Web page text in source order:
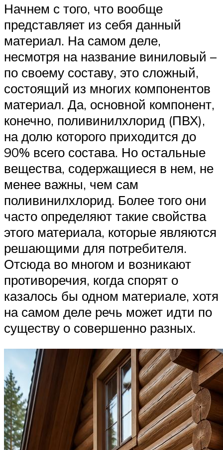
Начнем с того, что вообще
представляет из себя данный
материал. На самом деле,
несмотря на название виниловый –
по своему составу, это сложный,
состоящий из многих компонентов
материал. Да, основной компонент,
конечно, поливинилхлорид (ПВХ),
на долю которого приходится до
90% всего состава. Но остальные
вещества, содержащиеся в нем, не
менее важны, чем сам
поливинилхлорид. Более того они
часто определяют такие свойства
этого материала, которые являются
решающими для потребителя.
Отсюда во многом и возникают
противоречия, когда спорят о
казалось бы одном материале, хотя
на самом деле речь может идти по
существу о совершенно разных.